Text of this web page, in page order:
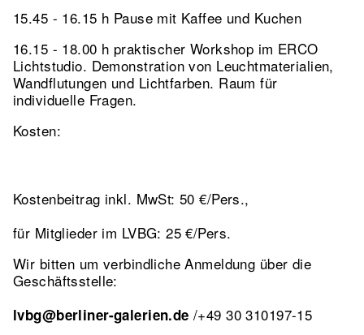
15.45 - 16.15 h Pause mit Kaffee und Kuchen
16.15 - 18.00 h praktischer Workshop im ERCO
Lichtstudio. Demonstration von Leuchtmaterialien,
Wandflutungen und Lichtfarben. Raum für
individuelle Fragen.
Kosten:
Kostenbeitrag inkl. MwSt: 50 €/Pers.,
für Mitglieder im LVBG: 25 €/Pers.
Wir bitten um verbindliche Anmeldung über die
Geschäftsstelle:
lvbg@berliner-galerien.de /+49 30 310197-15